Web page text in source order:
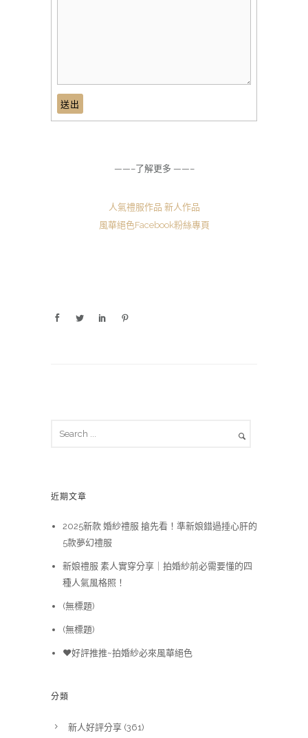
——–了解更多 ——–
人氣禮服作品 新人作品
風華絕色Facebook粉絲專頁
近期文章
2025新款 婚紗禮服 搶先看！準新娘錯過捶心肝的
5款夢幻禮服
新娘禮服 素人實穿分享｜拍婚紗前必需要懂的四
種人氣風格照！
(無標題)
(無標題)
❤️好評推推~拍婚紗必來風華絕色
分類
新人好評分享 (361)